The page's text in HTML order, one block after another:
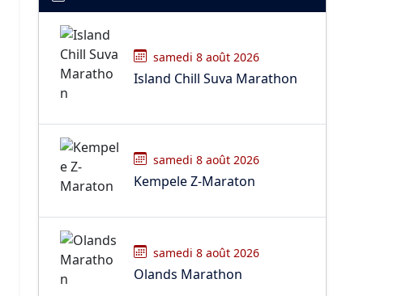
samedi 8 août 2026
Island Chill Suva Marathon
samedi 8 août 2026
Kempele Z-Maraton
samedi 8 août 2026
Olands Marathon